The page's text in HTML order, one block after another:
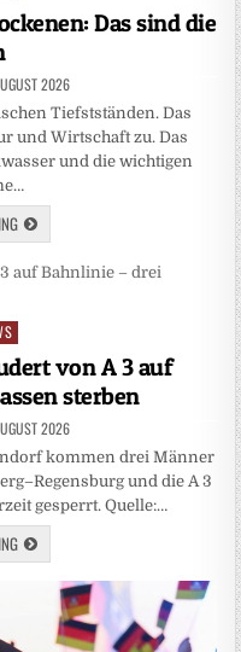
Das sind die
2026
Tiefstständen. Das
und Wirtschaft zu. Das
und die wichtigen
von A 3 auf
sterben
2026
kommen drei Männer
und die A 3
gesperrt. Quelle:…